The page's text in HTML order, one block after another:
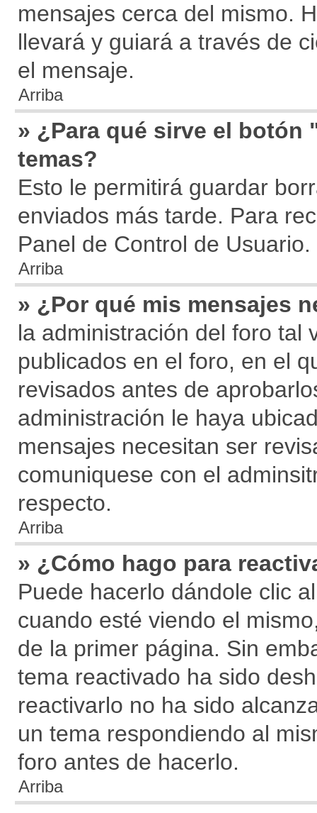
mensajes cerca del mismo.
llevará y guiará a través de
el mensaje.
Arriba
» ¿Para qué sirve el
temas?
Esto le permitirá guardar
enviados más tarde. Para
Panel de Control de Usuario.
Arriba
» ¿Por qué mis mensajes
la administración del foro tal
publicados en el foro, en el
revisados antes de
administración le haya
mensajes necesitan ser
comuniquese con el
respecto.
Arriba
» ¿Cómo hago para
Puede hacerlo dándole clic
cuando esté viendo el
de la primer página. Sin
tema reactivado ha sido
reactivarlo no ha sido
un tema respondiendo al
foro antes de hacerlo.
Arriba